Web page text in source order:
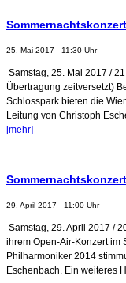
25. Mai 2017 - 11:30 Uhr
Samstag, 25. Mai 2017 /
Übertragung zeitversetzt)
Schlosspark bieten die
Leitung von Christoph
[mehr]
29. April 2017 - 11:00 Uhr
Samstag, 29. April 2017 /
ihrem Open-Air-Konzert im
Philharmoniker 2014
Eschenbach. Ein weiteres